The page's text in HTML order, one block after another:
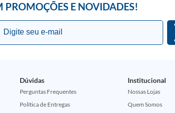
PROMOÇÕES E NOVIDADES!
Dúvidas
Perguntas Frequentes
Política de Entregas
Institucional
Nossas Lojas
Quem Somos